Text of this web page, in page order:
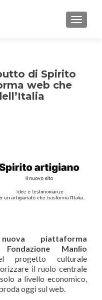
di Spirito
web che
nuova piattaforma
Fondazione Manlio
progetto culturale
il ruolo centrale
a livello economico,
oggi sul web.